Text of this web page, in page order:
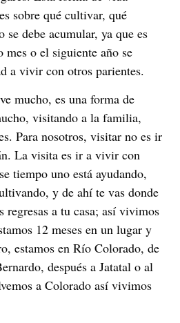
sobre qué cultivar, qué
debe acumular, ya que es
o el siguiente año se
a vivir con otros parientes.
mucho, es una forma de
visitando a la familia,
Para nosotros, visitar no es ir
La visita es ir a vivir con
tiempo uno está ayudando,
y de ahí te vas donde
regresas a tu casa; así vivimos
12 meses en un lugar y
estamos en Río Colorado, de
después a Jatatal o al
a Colorado así vivimos